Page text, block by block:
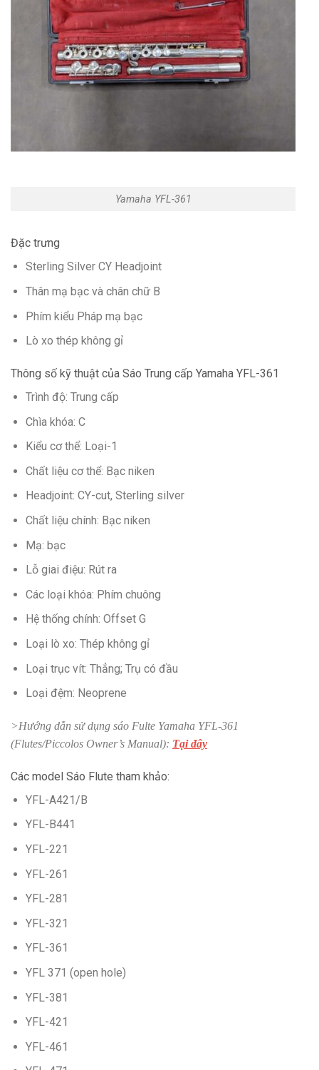
Yamaha YFL-361
Đặc trưng
Sterling Silver CY Headjoint
Thân mạ bạc và chân chữ B
Phím kiểu Pháp mạ bạc
Lò xo thép không gỉ
Thông số kỹ thuật của Sáo Trung cấp Yamaha YFL-361
Trình độ: Trung cấp
Chìa khóa: C
Kiểu cơ thể: Loại-1
Chất liệu cơ thể: Bạc niken
Headjoint: CY-cut, Sterling silver
Chất liệu chính: Bạc niken
Mạ: bạc
Lỗ giai điệu: Rút ra
Các loại khóa: Phím chuông
Hệ thống chính: Offset G
Loại lò xo: ​​Thép không gỉ
Loại trục vít: Thẳng; Trụ có đầu
Loại đệm: Neoprene
>Hướng dẫn sử dụng sáo Fulte Yamaha YFL-361
(Flutes/Piccolos Owner’s Manual): Tại đây
Các model Sáo Flute tham khảo:
YFL-A421/B
YFL-B441
YFL-221
YFL-261
YFL-281
YFL-321
YFL-361
YFL 371 (open hole)
YFL-381
YFL-421
YFL-461